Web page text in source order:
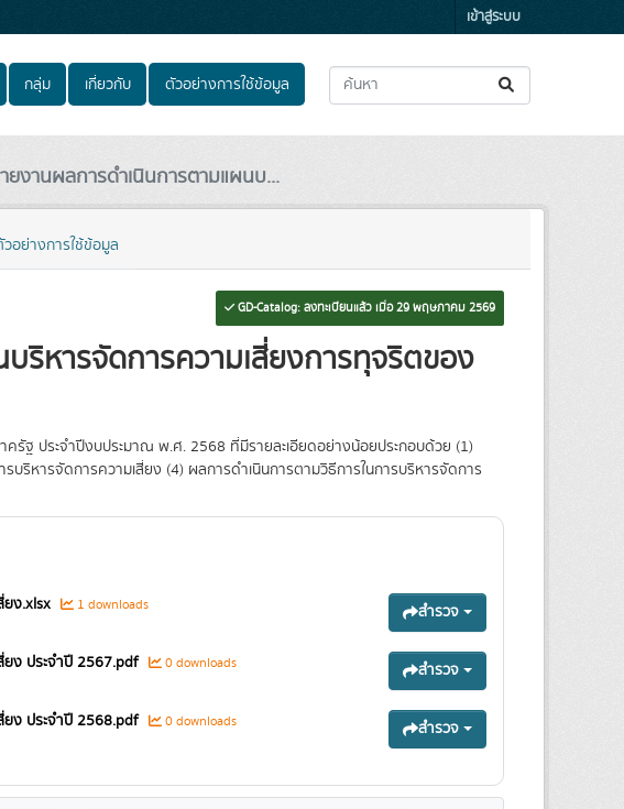
เข้าสู่ระบบ
กลุ่ม เกี่ยวกับ ตัวอย่างการใช้ข้อมูล
ยงานผลการดำเนินการตามแผนบ...
อย่างการใช้ข้อมูล
GD-Catalog: ลงทะเบียนแล้ว เมื่อ 29 พฤษภาคม 2569
ริหารจัดการความเสี่ยงการทุจริตของ
รัฐ ประจำปีงบประมาณ พ.ศ. 2568 ที่มีรายละเอียดอย่างน้อยประกอบด้วย (1)
บริหารจัดการความเสี่ยง (4) ผลการดำเนินการตามวิธีการในการบริหารจัดการ
ง.xlsx 1 downloads สำรวจ
ง ประจำปี 2567.pdf 0 downloads สำรวจ
ง ประจำปี 2568.pdf 0 downloads สำรวจ